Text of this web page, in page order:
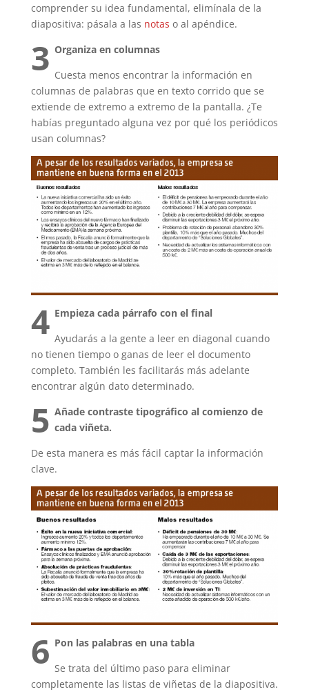
comprender su idea fundamental, elimínala de la
diapositiva: pásala a las notas o al apéndice.
3 Organiza en columnas
Cuesta menos encontrar la información en
columnas de palabras que en texto corrido que se
extiende de extremo a extremo de la pantalla. ¿Te
habías preguntado alguna vez por qué los periódicos
usan columnas?
4 Empieza cada párrafo con el final
Ayudarás a la gente a leer en diagonal cuando
no tienen tiempo o ganas de leer el documento
completo. También les facilitarás más adelante
encontrar algún dato determinado.
5 Añade contraste tipográfico al comienzo de
cada viñeta.
De esta manera es más fácil captar la información
clave.
6 Pon las palabras en una tabla
Se trata del último paso para eliminar
completamente las listas de viñetas de la diapositiva.